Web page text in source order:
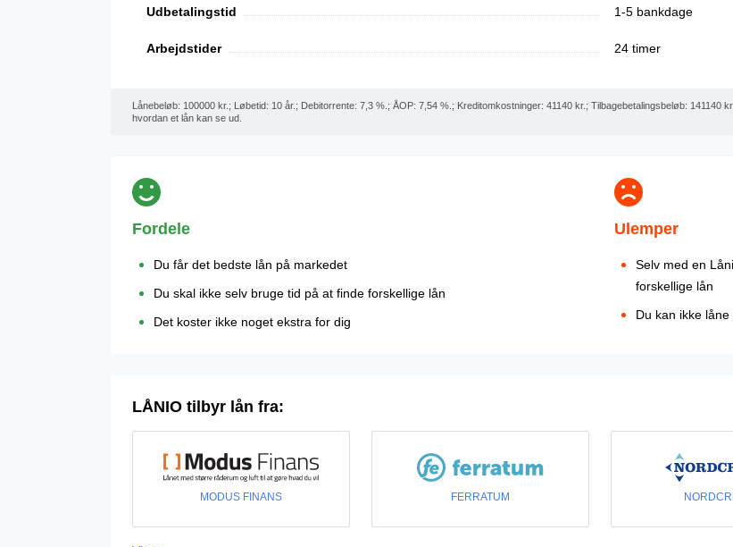
Udbetalingstid 1-5 bankdage
Arbejdstider 24 timer
Lånebeløb: 100000 kr.; Løbetid: 10 år.; Debitorrente: 7,3 %.; ÅOP: 7,54 %.; Kreditomkostninger: 41140 kr.; Tilbagebetalingsbeløb: 141140
hvordan et lån kan se ud.
Fordele
Du får det bedste lån på markedet
Du skal ikke selv bruge tid på at finde forskellige lån
Det koster ikke noget ekstra for dig
Ulemper
Selv med en
forskellige lån
Du kan ikke
LÅNIO tilbyr lån fra:
MODUS FINANS FERRATUM